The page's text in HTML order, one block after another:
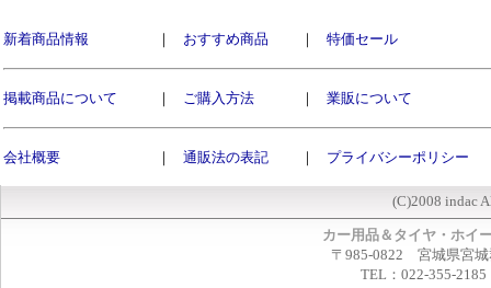
新着商品情報 ｜ おすすめ商品 ｜ 特価セール
掲載商品について ｜ ご購入方法 ｜ 業販について
会社概要 ｜ 通販法の表記 ｜ プライバシーポリシー
(C)2008 indac
カー用品＆タイヤ・ホイ
〒985-0822 宮城県宮城
TEL：022-355-